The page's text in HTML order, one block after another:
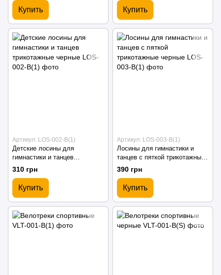
Купить Купить
Артикул: LOS-002-B(1)
Детские лосины для
гимнастики и танцев
трикотажные черные
310 грн
Купить
Артикул: LOS-003-B(1)
Лосины для гимнастики и
танцев с пяткой трикотажные
черные
390 грн
Купить